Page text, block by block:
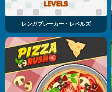
レンガブレーカー・レベルズ